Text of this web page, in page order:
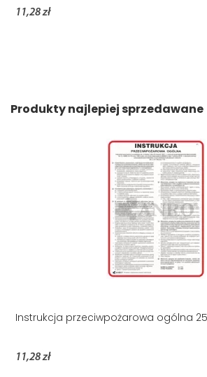
11,28 zł
Produkty najlepiej sprzedawane
Instrukcja przeciwpożarowa ogólna
11,28 zł